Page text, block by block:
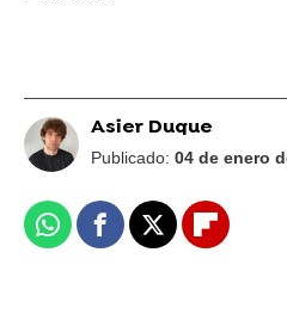
Asier Duque
Publicado: 04 de enero
WhatsappFacebook
X Flipboard